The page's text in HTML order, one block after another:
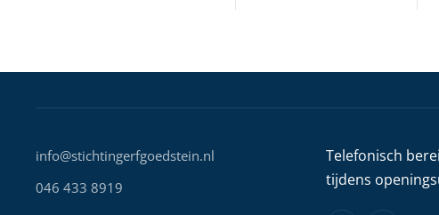
info@stichtingerfgoedstein.nl
046 433 8919
Telefonisch
tijdens